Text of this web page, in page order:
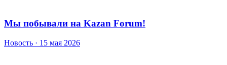
Мы побывали на Kazan Forum!
Новость · 15 мая 2026